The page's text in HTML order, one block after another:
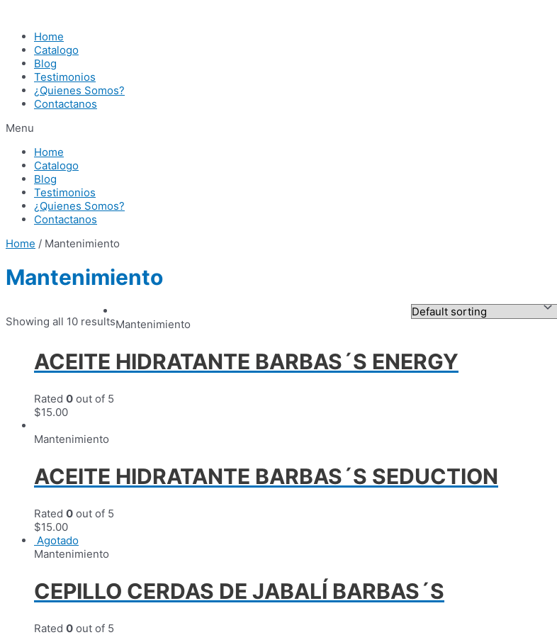
contenido
Home
Catalogo
Blog
Testimonios
¿Quienes Somos?
Contactanos
Menu
Home
Catalogo
Blog
Testimonios
¿Quienes Somos?
Contactanos
Home / Mantenimiento
Mantenimiento
Showing all 10 resultsMantenimiento
ACEITE HIDRATANTE BARBAS´S ENERGY
Rated 0 out of 5
$15.00
Mantenimiento
ACEITE HIDRATANTE BARBAS´S SEDUCTION
Rated 0 out of 5
$15.00
Agotado
Mantenimiento
CEPILLO CERDAS DE JABALÍ BARBAS´S
Rated 0 out of 5